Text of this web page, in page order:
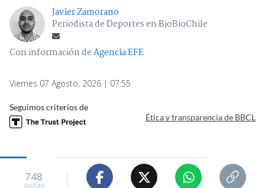
Javier Zamorano
Periodista de Deportes en BioBioChile
Con información deAgencia EFE
Viernes 07 Agosto, 2026 | 07:55
Seguimos criterios de
Ética y transparencia de BBCL
748
visitas